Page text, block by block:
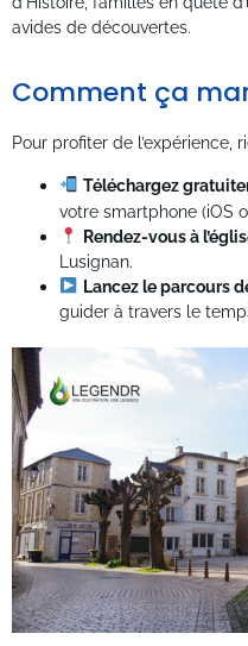
avides de découvertes.
Comment ça
Pour profiter de l’expérience,
Téléchargez
votre smartphone (iOS
Rendez-vous à
Lusignan.
Lancez le parcours
guider à travers le